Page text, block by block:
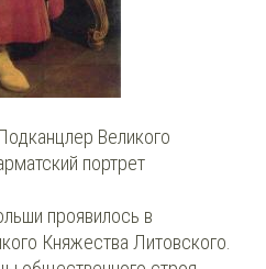
Великого
портрет
проявилось в
Княжества Литовского.